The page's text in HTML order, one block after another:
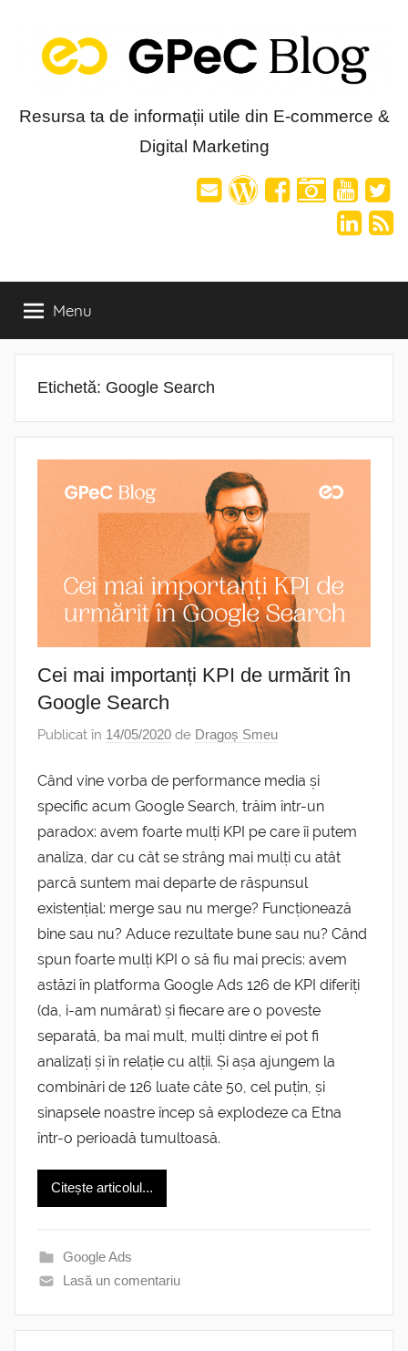
content
Blog-
Resursa ta de informații utile din E-commerce &
Digital Marketing
Menu
Etichetă: Google Search
Cei mai importanți KPI de urmărit în
Google Search
Publicat în 14/05/2020 de Dragoș Smeu
Când vine vorba de performance media și
specific acum Google Search, trăim într-un
paradox: avem foarte mulți KPI pe care îi putem
analiza, dar cu cât se strâng mai mulți cu atât
parcă suntem mai departe de răspunsul
existențial: merge sau nu merge? Funcționează
bine sau nu? Aduce rezultate bune sau nu? Când
spun foarte mulți KPI o să fiu mai precis: avem
astăzi în platforma Google Ads 126 de KPI diferiți
(da, i-am numărat) și fiecare are o poveste
separată, ba mai mult, mulți dintre ei pot fi
analizați și în relație cu alții. Și așa ajungem la
combinări de 126 luate câte 50, cel puțin, și
sinapsele noastre încep să explodeze ca Etna
într-o perioadă tumultoasă.
Citește articolul...
Google Ads
Lasă un comentariu